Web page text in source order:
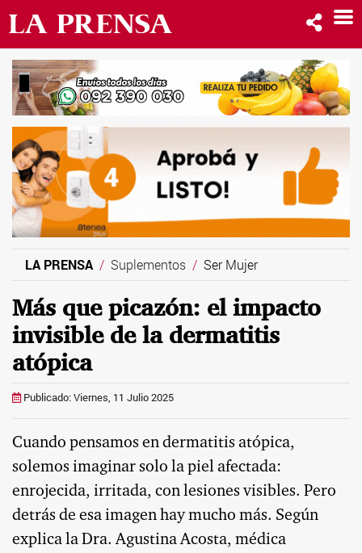
LA PRENSA Suplementos Ser Mujer
Más que picazón: el impacto
invisible de la dermatitis
atópica
Publicado: Viernes, 11 Julio 2025
Cuando pensamos en dermatitis atópica,
solemos imaginar solo la piel afectada:
enrojecida, irritada, con lesiones visibles. Pero
detrás de esa imagen hay mucho más. Según
explica la Dra. Agustina Acosta, médica